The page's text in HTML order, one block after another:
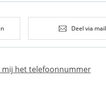
Deel via mail
mij het telefoonnummer